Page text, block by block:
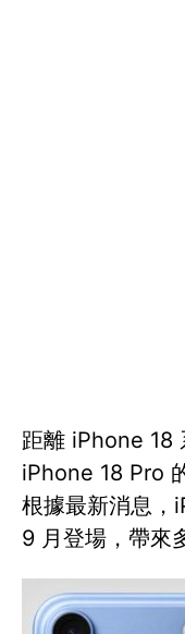
距離 iPhone 18
iPhone 18 Pro
根據最新消息，
9 月登場，帶來